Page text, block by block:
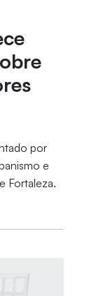
por
e
Fortaleza.